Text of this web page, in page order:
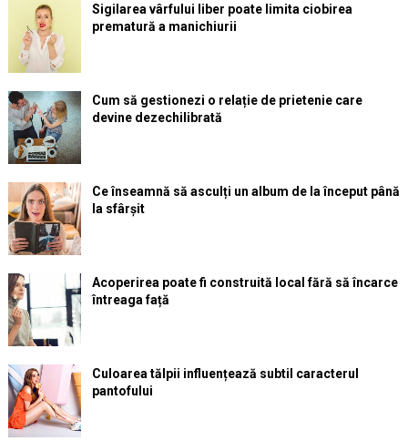
Sigilarea vârfului liber poate limita ciobirea
prematură a manichiurii
Cum să gestionezi o relație de prietenie care
devine dezechilibrată
Ce înseamnă să asculți un album de la început până
la sfârșit
Acoperirea poate fi construită local fără să încarce
întreaga față
Culoarea tălpii influențează subtil caracterul
pantofului